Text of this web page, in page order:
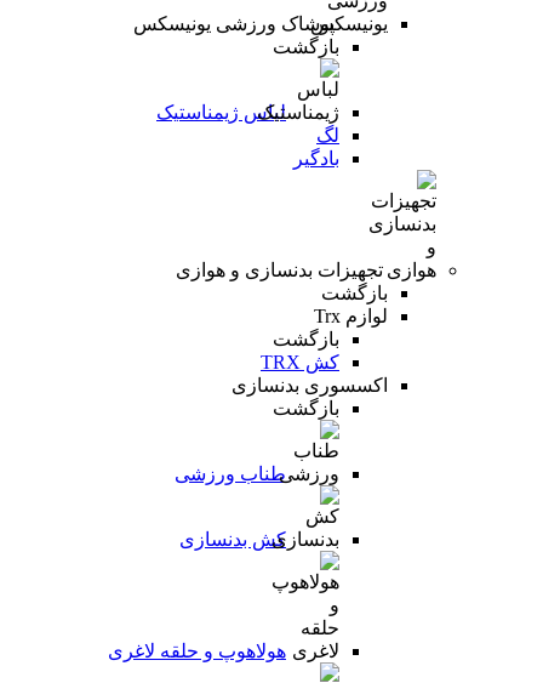
پوشاک ورزشی یونیسکس
بازگشت
لباس ژیمناستیک
لگ
بادگیر
تجهیزات بدنسازی و هوازی
بازگشت
لوازم Trx
بازگشت
کش TRX
اکسسوری بدنسازی
بازگشت
طناب ورزشی
کش بدنسازی
هولاهوپ و حلقه لاغری